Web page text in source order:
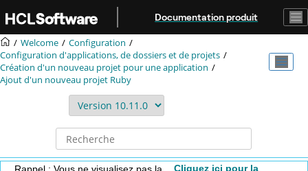
Aller au contenu principal
Documentation produit
Welcome
Configuration
Configuration d'applications, de dossiers et de projets
Création d'un nouveau projet pour une application
Ajout d'un nouveau projet Ruby
Cliquez ici pour la